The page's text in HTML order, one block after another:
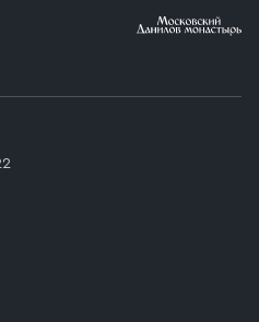
подъезда автомобиля,
к месту запланированной
места назначения
въезд, то Покупателю
стоимость въезда